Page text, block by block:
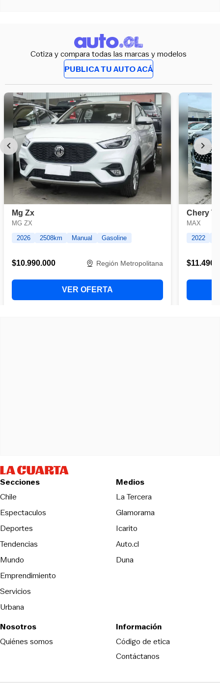
Cotiza y compara todas las marcas y modelos
PUBLICA TU AUTO ACÁ
Secciones
Chile
Espectaculos
Deportes
Tendencias
Mundo
Emprendimiento
Servicios
Urbana
Medios
La TerceraOpens in new
Glamorama
Icarito
Auto.cl
DunaOpens in new window
Nosotros
Quiénes somos
Información
Código de eticaOpens in new
Contáctanos